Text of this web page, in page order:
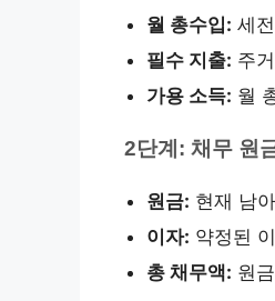
월 총수입: 세
필수 지출: 주
가용 소득: 월
2단계: 채무 원
원금: 현재 남
이자: 약정된
총 채무액: 원